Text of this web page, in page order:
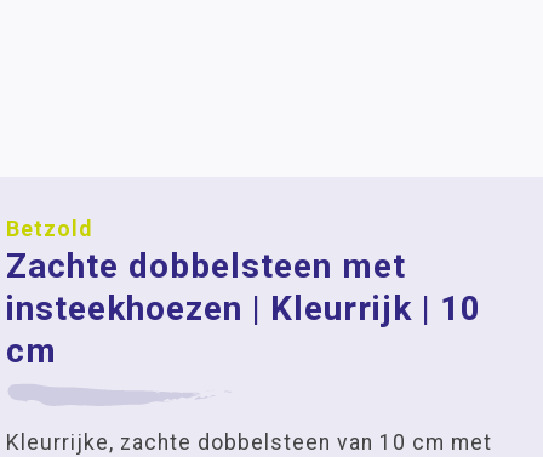
Betzold
Zachte dobbelsteen met
insteekhoezen | Kleurrijk | 10
cm
Kleurrijke, zachte dobbelsteen van 10 cm met